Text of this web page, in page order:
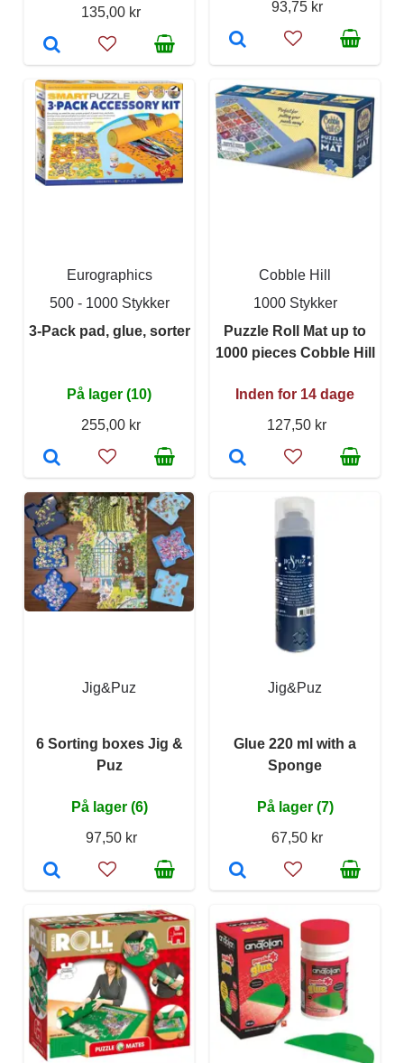
135,00 kr 93,75 kr
Eurographics
500 - 1000 Stykker
3-Pack pad, glue, sorter
På lager (10)
255,00 kr
Cobble Hill
1000 Stykker
Puzzle Roll Mat up to
1000 pieces Cobble Hill
Inden for 14 dage
127,50 kr
Jig&Puz
6 Sorting boxes Jig &
Puz
På lager (6)
97,50 kr
Jig&Puz
Glue 220 ml with a
Sponge
På lager (7)
67,50 kr